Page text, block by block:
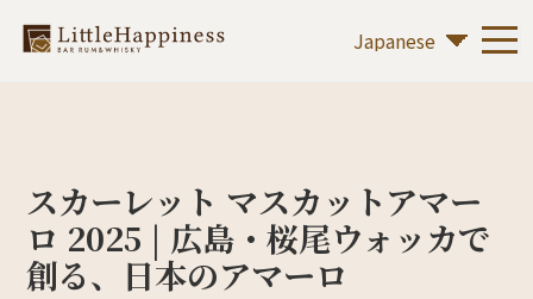
スカーレット マスカットアマー
ロ 2025 | 広島・桜尾ウォッカで
創る、日本のアマーロ